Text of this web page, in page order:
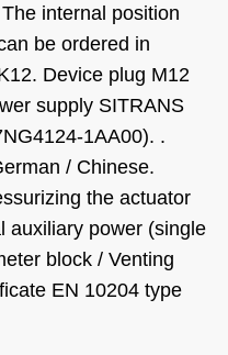
internal position
be ordered in
Device plug M12
supply SITRANS
1AA00). .
/ Chinese.
the actuator
auxiliary power (single
block / Venting
EN 10204 type